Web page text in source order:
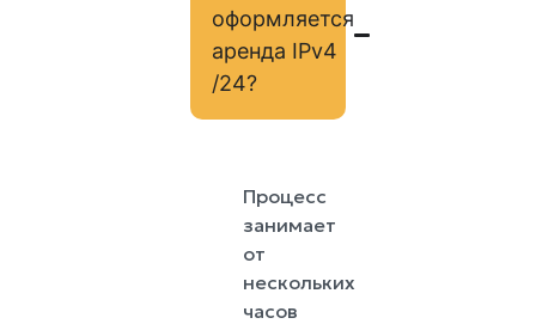
оформляется
аренда IPv4
/24?
Процесс
занимает
от
нескольких
часов